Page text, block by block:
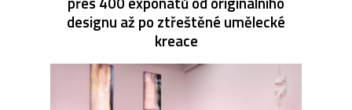
designu až po ztřeštěné umělecké
kreace